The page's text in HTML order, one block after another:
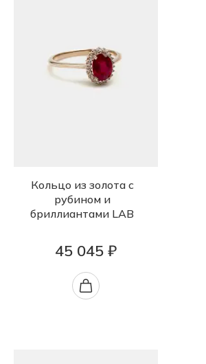
Кольцо из золота с
рубином и
бриллиантами LAB
45 045 ₽